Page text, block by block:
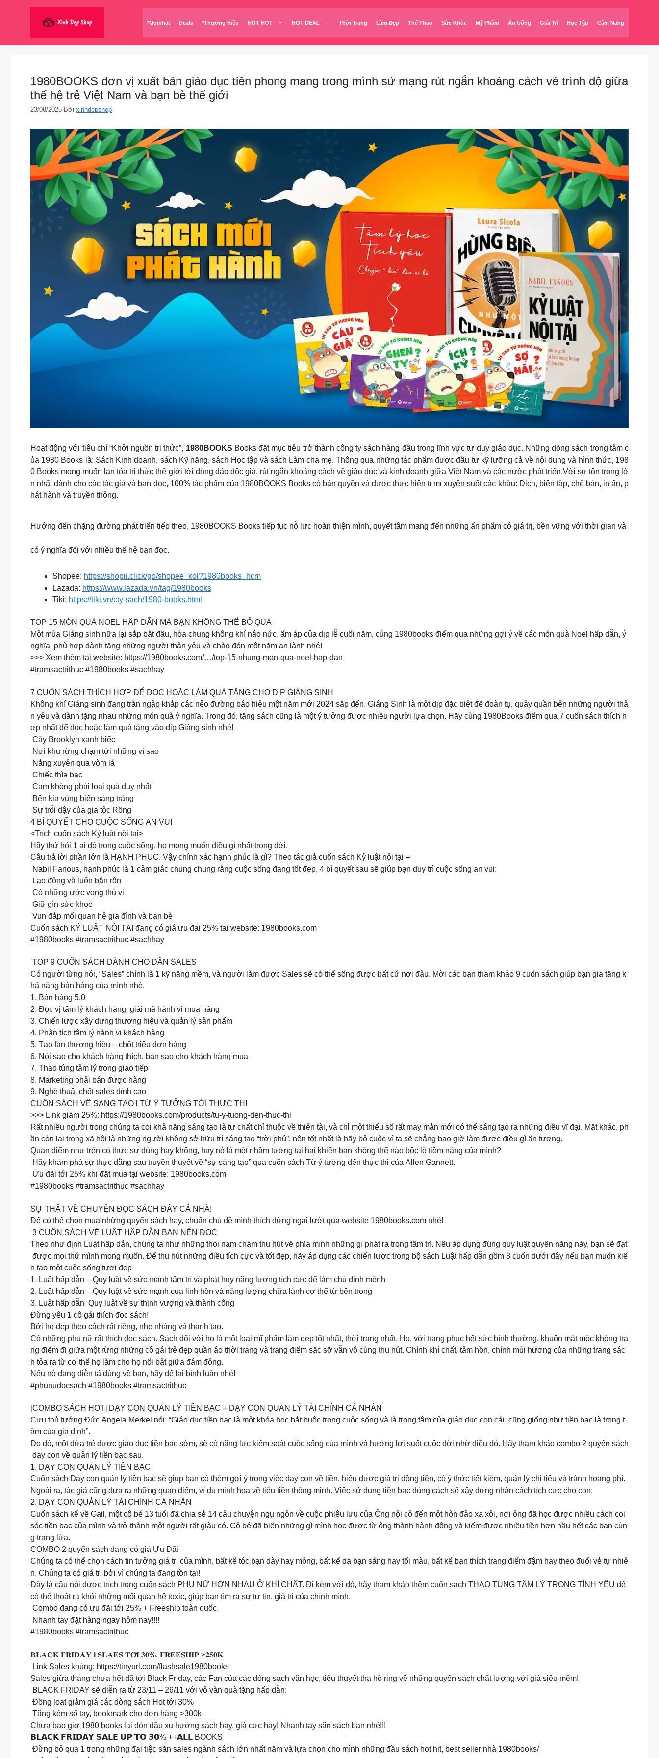
*Moinhat Deals *Thương Hiệu HOT HOT HOT DEAL Thời Trang Làm Đẹp Thể Thao Sức Khỏe Mỹ Phẩm Ăn Uống Giải Trí Học Tập Cẩm Nang
1980BOOKS đơn vị xuất bản giáo dục tiên phong mang trong mình sứ mạng rút ngắn khoảng cách về trình độ giữa
thế hệ trẻ Việt Nam và bạn bè thế giới
23/08/2025 Bởi xinhdepshop
Hoạt động với tiêu chí “Khởi nguồn tri thức”, 1980BOOKS Books đặt mục tiêu trở thành công ty sách hàng đầu trong lĩnh vực tư duy giáo dục. Những dòng sách trọng tâm c
ủa 1980 Books là: Sách Kinh doanh, sách Kỹ năng, sách Học tập và sách Làm cha mẹ. Thông qua những tác phẩm được đầu tư kỹ lưỡng cả về nội dung và hình thức, 198
0 Books mong muốn lan tỏa tri thức thế giới tới đông đảo độc giả, rút ngắn khoảng cách về giáo dục và kinh doanh giữa Việt Nam và các nước phát triển.Với sự tôn trọng lớ
n nhất dành cho các tác giả và bạn đọc, 100% tác phẩm của 1980BOOKS Books có bản quyền và được thực hiện tỉ mỉ xuyên suốt các khâu: Dịch, biên tập, chế bản, in ấn, p
hát hành và truyền thông.
Hướng đến chặng đường phát triển tiếp theo, 1980BOOKS Books tiếp tục nỗ lực hoàn thiện mình, quyết tâm mang đến những ấn phẩm có giá trị, bền vững với thời gian và
có ý nghĩa đối với nhiều thế hệ bạn đọc.
Shopee: https://shopii.click/go/shopee_kol?1980books_hcm
Lazada: https://www.lazada.vn/tag/1980books
Tiki: https://tiki.vn/cty-sach/1980-books.html
TOP 15 MÓN QUÀ NOEL HẤP DẪN MÀ BẠN KHÔNG THỂ BỎ QUA
Một mùa Giáng sinh nữa lại sắp bắt đầu, hòa chung không khí náo nức, ấm áp của dịp lễ cuối năm, cùng 1980books điểm qua những gợi ý về các món quà Noel hấp dẫn, ý
nghĩa, phù hợp dành tặng những người thân yêu và chào đón một năm an lành nhé!
>>> Xem thêm tại website: https://1980books.com/…/top-15-nhung-mon-qua-noel-hap-dan
#tramsactrithuc #1980books #sachhay
7 CUỐN SÁCH THÍCH HỢP ĐỂ ĐỌC HOẶC LÀM QUÀ TẶNG CHO DỊP GIÁNG SINH
Không khí Giáng sinh đang tràn ngập khắp các nẻo đường báo hiệu một năm mới 2024 sắp đến. Giáng Sinh là một dịp đặc biệt để đoàn tụ, quây quần bên những người thâ
n yêu và dành tặng nhau những món quà ý nghĩa. Trong đó, tặng sách cũng là một ý tưởng được nhiều người lựa chọn. Hãy cùng 1980Books điểm qua 7 cuốn sách thích h
ợp nhất để đọc hoặc làm quà tặng vào dịp Giáng sinh nhé!
Cây Brooklyn xanh biếc
Nơi khu rừng chạm tới những vì sao
Nắng xuyên qua vòm lá
Chiếc thìa bạc
Cam không phải loại quả duy nhất
Bên kia vùng biển sáng trăng
Sự trỗi dậy của gia tộc Rồng
4 BÍ QUYẾT CHO CUỘC SỐNG AN VUI
<Trích cuốn sách Kỷ luật nội tại>
Hãy thử hỏi 1 ai đó trong cuộc sống, họ mong muốn điều gì nhất trong đời.
Câu trả lời phần lớn là HẠNH PHÚC. Vậy chính xác hạnh phúc là gì? Theo tác giả cuốn sách Kỷ luật nội tại –
Nabil Fanous, hạnh phúc là 1 cảm giác chung chung rằng cuộc sống đang tốt đẹp. 4 bí quyết sau sẽ giúp bạn duy trì cuộc sống an vui:
Lao động và luôn bận rộn
Có những ước vọng thú vị
Giữ gìn sức khoẻ
Vun đắp mối quan hệ gia đình và bạn bè
Cuốn sách KỶ LUẬT NỘI TẠI đang có giá ưu đai 25% tại website: 1980books.com
#1980books #tramsactrithuc #sachhay
TOP 9 CUỐN SÁCH DÀNH CHO DÂN SALES
Có người từng nói, “Sales” chính là 1 kỹ năng mềm, và người làm được Sales sẽ có thể sống được bất cứ nơi đâu. Mời các bạn tham khảo 9 cuốn sách giúp bạn gia tăng k
hả năng bán hàng của mình nhé.
1. Bán hàng 5.0
2. Đọc vị tâm lý khách hàng, giải mã hành vi mua hàng
3. Chiến lược xây dựng thương hiệu và quản lý sản phẩm
4. Phân tích tâm lý hành vi khách hàng
5. Tạo fan thương hiệu – chốt triệu đơn hàng
6. Nói sao cho khách hàng thích, bán sao cho khách hàng mua
7. Thao túng tâm lý trong giao tiếp
8. Marketing phải bán được hàng
9. Nghệ thuật chốt sales đỉnh cao
CUỐN SÁCH VỀ SÁNG TẠO l TỪ Ý TƯỞNG TỚI THỰC THI
>>> Link giảm 25%: https://1980books.com/products/tu-y-tuong-den-thuc-thi
Rất nhiều người trong chúng ta coi khả năng sáng tạo là tư chất chỉ thuộc về thiên tài, và chỉ một thiểu số rất may mắn mới có thể sáng tạo ra những điều vĩ đại. Mặt khác, ph
ần còn lại trong xã hội là những người không sở hữu trí sáng tạo “trời phú”, nên tốt nhất là hãy bỏ cuộc vì ta sẽ chẳng bao giờ làm được điều gì ấn tượng.
Quan điểm như trên có thực sự đúng hay không, hay nó là một nhầm tưởng tai hại khiến bạn không thể nào bộc lộ tiềm năng của mình?
Hãy khám phá sự thực đằng sau truyền thuyết về “sự sáng tạo” qua cuốn sách Từ ý tưởng đến thực thi của Allen Gannett.
Ưu đãi tới 25% khi đặt mua tại website: 1980books.com
#1980books #tramsactrithuc #sachhay
SỰ THẬT VỀ CHUYỆN ĐỌC SÁCH ĐÂY CẢ NHÀ!
Để có thể chọn mua những quyển sách hay, chuẩn chủ đề mình thích đừng ngại lướt qua website 1980books.com nhé!
3 CUỐN SÁCH VỀ LUẬT HẤP DẪN BẠN NÊN ĐỌC
Theo như định Luật hấp dẫn, chúng ta như những thỏi nam châm thu hút về phía mình những gì phát ra trong tâm trí. Nếu áp dụng đúng quy luật quyền năng này, bạn sẽ đạt
được mọi thứ mình mong muốn. Để thu hút những điều tích cực và tốt đẹp, hãy áp dụng các chiến lược trong bộ sách Luật hấp dẫn gồm 3 cuốn dưới đây nếu bạn muốn kiế
n tạo một cuộc sống tươi đẹp
1. Luật hấp dẫn – Quy luật về sức mạnh tâm trí và phát huy năng lượng tích cực để làm chủ định mệnh
2. Luật hấp dẫn – Quy luật về sức mạnh của linh hồn và năng lượng chữa lành cơ thể từ bên trong
3. Luật hấp dẫn Quy luật về sự thịnh vượng và thành công
Đừng yêu 1 cô gái thích đọc sách!
Bởi họ đẹp theo cách rất riêng, nhẹ nhàng và thanh tao.
Có những phụ nữ rất thích đọc sách. Sách đối với họ là một loại mĩ phẩm làm đẹp tốt nhất, thời trang nhất. Họ, với trang phục hết sức bình thường, khuôn mặt mộc không tra
ng điểm đi giữa một rừng những cô gái trẻ đẹp quần áo thời trang và trang điểm sặc sỡ vẫn vô cùng thu hút. Chính khí chất, tâm hồn, chính mùi hương của những trang sác
h tỏa ra từ cơ thể họ làm cho họ nổi bật giữa đám đông.
Nếu nó đang diễn tả đúng về bạn, hãy để lại bình luận nhé!
#phunudocsach #1980books #tramsactrithuc
[COMBO SÁCH HOT] DẠY CON QUẢN LÝ TIỀN BẠC + DẠY CON QUẢN LÝ TÀI CHÍNH CÁ NHÂN
Cựu thủ tướng Đức Angela Merkel nói: “Giáo dục tiền bạc là một khóa học bắt buộc trong cuộc sống và là trọng tâm của giáo dục con cái, cũng giống như tiền bạc là trọng t
âm của gia đình”.
Do đó, một đứa trẻ được giáo dục tiền bạc sớm, sẽ có năng lực kiểm soát cuộc sống của mình và hưởng lợi suốt cuộc đời nhờ điều đó. Hãy tham khảo combo 2 quyển sách
dạy con về quản lý tiền bạc sau.
1. DẠY CON QUẢN LÝ TIỀN BẠC
Cuốn sách Dạy con quản lý tiền bạc sẽ giúp bạn có thêm gợi ý trong việc dạy con về tiền, hiểu được giá trị đồng tiền, có ý thức tiết kiệm, quản lý chi tiêu và tránh hoang phí.
Ngoài ra, tác giả cũng đưa ra những quan điểm, ví dụ minh hoạ về tiêu tiền thông minh. Việc sử dụng tiền bạc đúng cách sẽ xây dựng nhân cách tích cực cho con.
2. DẠY CON QUẢN LÝ TÀI CHÍNH CÁ NHÂN
Cuốn sách kể về Gail, một cô bé 13 tuổi đã chia sẻ 14 câu chuyện ngụ ngôn về cuộc phiêu lưu của Ông nội cô đến một hòn đảo xa xôi, nơi ông đã học được nhiều cách coi
sóc tiền bạc của mình và trở thành một người rất giàu có. Cô bé đã biến những gì mình học được từ ông thành hành động và kiếm được nhiều tiền hơn hầu hết các bạn cùn
g trang lứa.
COMBO 2 quyển sách đang có giá Ưu Đãi
Chúng ta có thể chọn cách tin tưởng giá trị của mình, bất kể tóc bạn dày hay mỏng, bất kể da bạn sáng hay tối màu, bất kể bạn thích trang điểm đậm hay theo đuổi vẻ tự nhiê
n. Chúng ta có giá trị bởi vì chúng ta đang tồn tại!
Đây là câu nói được trích trong cuốn sách PHỤ NỮ HƠN NHAU Ở KHÍ CHẤT. Đi kèm với đó, hãy tham khảo thêm cuốn sách THAO TÚNG TÂM LÝ TRONG TÌNH YÊU để
có thể thoát ra khỏi những mối quan hệ toxic, giúp bạn tìm ra sự tự tin, giá trị của chính mình.
Combo đang có ưu đãi tới 25% + Freeship toàn quốc.
Nhanh tay đặt hàng ngay hôm nay!!!!
#1980books #tramsactrithuc
𝐁𝐋𝐀𝐂𝐊 𝐅𝐑𝐈𝐃𝐀𝐘 𝐥 𝐒𝐋𝐀𝐄𝐒 𝐓𝐎̛́𝐈 𝟑𝟎%, 𝐅𝐑𝐄𝐄𝐒𝐇𝐈𝐏 >𝟐𝟓𝟎𝐊
Link Sales khủng: https://tinyurl.com/flashsale1980books
Sales giữa tháng chưa hết đã tới Black Friday, các Fan của các dòng sách văn học, tiểu thuyết tha hồ ring về những quyển sách chất lượng với giá siêu mềm!
BLACK FRIDAY sẽ diễn ra từ 23/11 – 26/11 với vô vàn quà tặng hấp dẫn:
Đồng loạt giảm giá các dòng sách Hot tới 30%
Tặng kèm sổ tay, bookmark cho đơn hàng >300k
Chưa bao giờ 1980 books lại đón đầu xu hướng sách hay, giá cực hay! Nhanh tay săn sách bạn nhé!!!
𝗕𝗟𝗔𝗖𝗞 𝗙𝗥𝗜𝗗𝗔𝗬 𝗦𝗔𝗟𝗘 𝗨𝗣 𝗧𝗢 𝟯𝟬% ++𝗔𝗟𝗟 BOOKS
️ Đừng bỏ qua 1 trong những đại tiệc săn sales ngành sách lớn nhất năm và lựa chọn cho mình những đầu sách hot hit, best seller nhà 1980books/